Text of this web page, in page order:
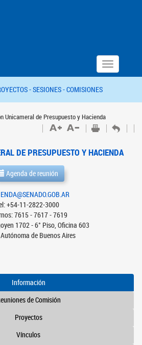
Toggle
navigation
-SESIONES -COMISIONES
Unicameral de Presupuesto y Hacienda
DE PRESUPUESTO Y HACIENDA
Agenda de reunión
+54-11-2822-3000
7615 - 7617 - 7619
1702 - 6° Piso, Oficina 603
de Buenos Aires
Información
de Comisión
Proyectos
Vínculos